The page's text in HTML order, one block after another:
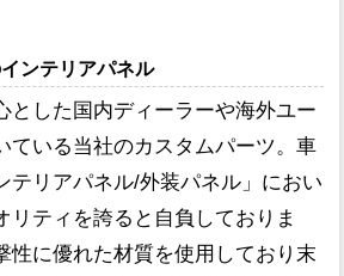
ンテリアパネル
とした国内ディーラーや海外ユー
ている当社のカスタムパーツ。車
テリアパネル/外装パネル」におい
リティを誇ると自負しておりま
性に優れた材質を使用しており末